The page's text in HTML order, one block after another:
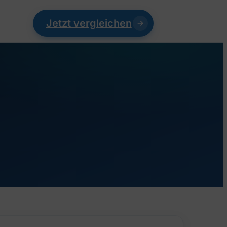
Jetzt vergleichen